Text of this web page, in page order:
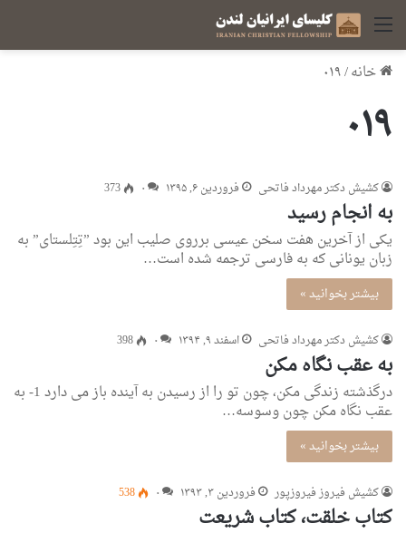
منو
خانه/۰۱۹
۰۱۹
کشیش دکتر مهرداد فاتحی فروردین ۶, ۱۳۹۵ ۰ 373
به انجام رسید
یکی از آخرین هفت سخن عیسی برروی صلیب این بود ”تِتِلستای” به
زبان یونانی که به فارسی ترجمه شده است…
بیشتر بخوانید »
کشیش دکتر مهرداد فاتحی اسفند ۹, ۱۳۹۴ ۰ 398
به عقب نگاه مکن
درگذشته زندگی مکن، چون تو را از رسیدن به آینده باز می دارد 1- به
عقب نگاه مکن چون وسوسه…
بیشتر بخوانید »
کشیش فیروز فیروزپور فروردین ۳, ۱۳۹۳ ۰ 538
کتاب خلقت، کتاب شریعت